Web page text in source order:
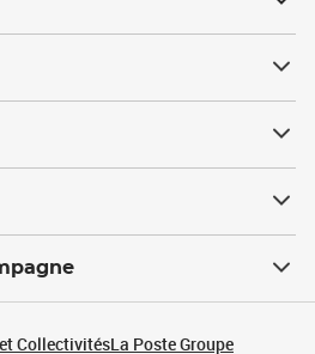
CollectivitésLa Poste Groupe